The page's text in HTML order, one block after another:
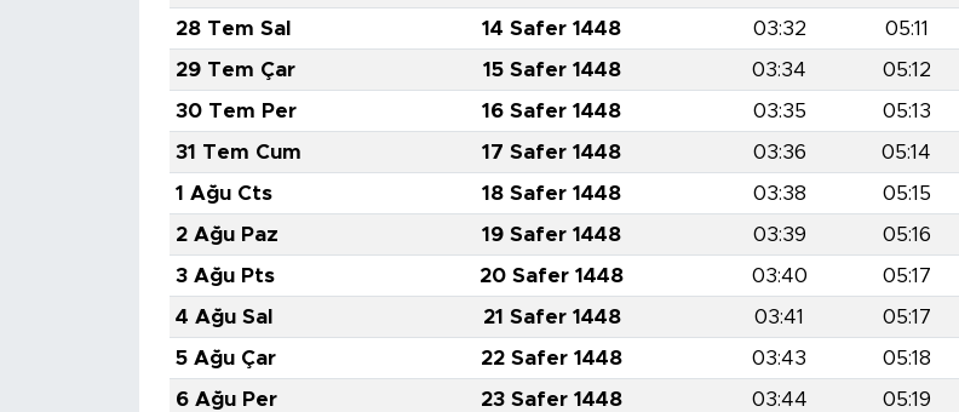
28 Tem Sal
14 Safer 1448 03:32 05:11
29 Tem Çar
15 Safer 1448 03:34 05:12
30 Tem Per
16 Safer 1448 03:35 05:13
31 Tem Cum
17 Safer 1448 03:36 05:14
1 Ağu Cts
18 Safer 1448 03:38 05:15
2 Ağu Paz
19 Safer 1448 03:39 05:16
3 Ağu Pts
20 Safer 1448 03:40 05:17
4 Ağu Sal
21 Safer 1448 03:41 05:17
5 Ağu Çar
22 Safer 1448 03:43 05:18
6 Ağu Per
23 Safer 1448 03:44 05:19
KÜLTÜR SANAT
TARİHTEN GÜNÜMÜZE